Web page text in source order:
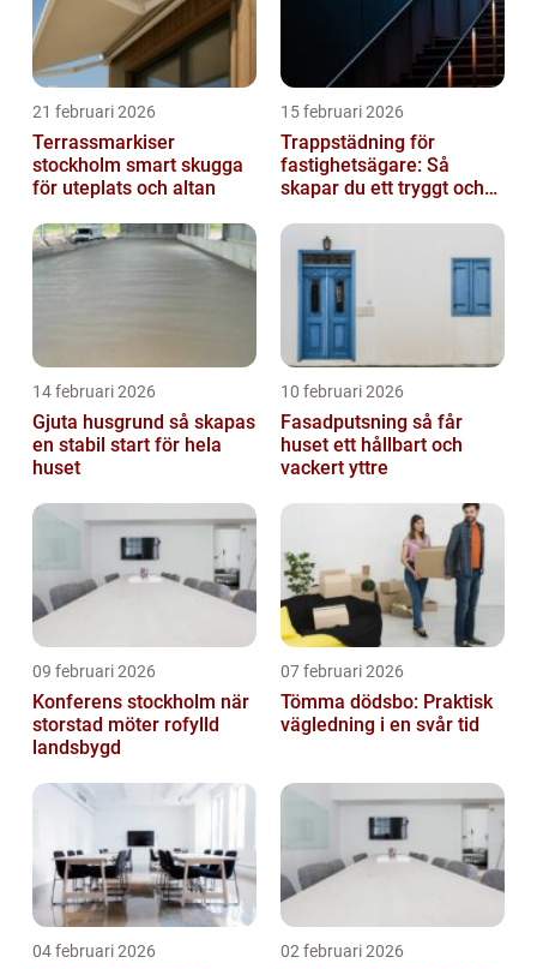
21 februari 2026
Terrassmarkiser
stockholm smart skugga
för uteplats och altan
15 februari 2026
Trappstädning för
fastighetsägare: Så
skapar du ett tryggt och
Stockholm
14 februari 2026
Gjuta husgrund så skapas
en stabil start för hela
huset
10 februari 2026
Fasadputsning så får
huset ett hållbart och
vackert yttre
09 februari 2026
Konferens stockholm när
storstad möter rofylld
landsbygd
07 februari 2026
Tömma dödsbo: Praktisk
vägledning i en svår tid
04 februari 2026 02 februari 2026